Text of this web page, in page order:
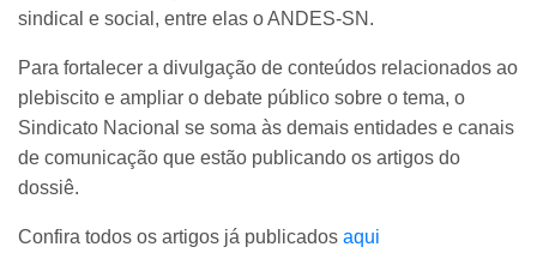
sindical e social, entre elas o ANDES-SN.
Para fortalecer a divulgação de conteúdos relacionados ao
plebiscito e ampliar o debate público sobre o tema, o
Sindicato Nacional se soma às demais entidades e canais
de comunicação que estão publicando os artigos do
dossiê.
Confira todos os artigos já publicados aqui